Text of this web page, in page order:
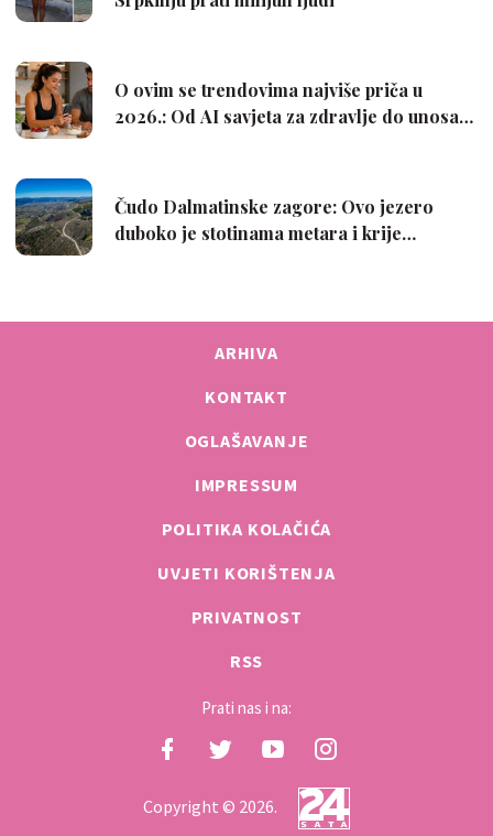
ARHIVA
KONTAKT
OGLAŠAVANJE
IMPRESSUM
POLITIKA KOLAČIĆA
UVJETI KORIŠTENJA
PRIVATNOST
RSS
Prati nas i na:
Copyright © 2026.